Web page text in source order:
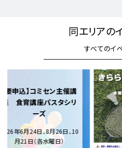
同エリアの
すべてのイ